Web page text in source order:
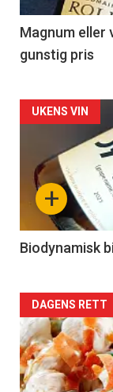
3
Magnum eller
gunstig pris
Forsiden
akkurat
nå
4
+
UKENS VIN
Biodynamisk
Forsiden
akkurat
nå
DAGENS RETT